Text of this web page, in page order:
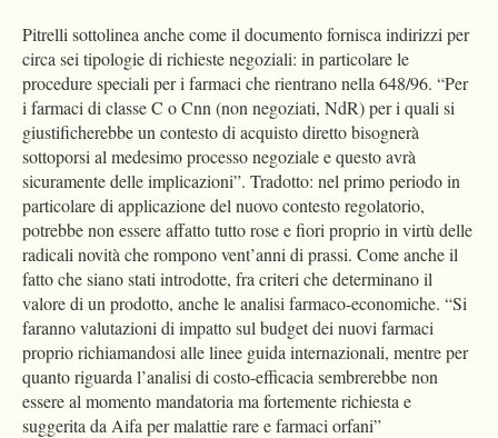
Pitrelli sottolinea anche come il documento fornisca indirizzi per
circa sei tipologie di richieste negoziali: in particolare le
procedure speciali per i farmaci che rientrano nella 648/96. “Per
i farmaci di classe C o Cnn (non negoziati, NdR) per i quali si
giustificherebbe un contesto di acquisto diretto bisognerà
sottoporsi al medesimo processo negoziale e questo avrà
sicuramente delle implicazioni”. Tradotto: nel primo periodo in
particolare di applicazione del nuovo contesto regolatorio,
potrebbe non essere affatto tutto rose e fiori proprio in virtù delle
radicali novità che rompono vent’anni di prassi. Come anche il
fatto che siano stati introdotte, fra criteri che determinano il
valore di un prodotto, anche le analisi farmaco-economiche. “Si
faranno valutazioni di impatto sul budget dei nuovi farmaci
proprio richiamandosi alle linee guida internazionali, mentre per
quanto riguarda l’analisi di costo-efficacia sembrerebbe non
essere al momento mandatoria ma fortemente richiesta e
suggerita da Aifa per malattie rare e farmaci orfani”